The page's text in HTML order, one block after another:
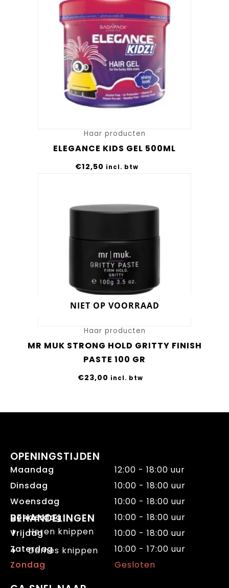
Haar producten
ELEGANCE KIDS GEL 500ML
€12,50 incl. btw
NIET OP VOORRAAD
Haar producten
MR MUK STRONG HOLD GRITTY FINISH
PASTE 100 GR
€23,00 incl. btw
OPENINGSTIJDEN
Maandag
12:00 - 18:00 uur
Dinsdag
10:00 - 18:00 uur
Woensdag
10:00 - 18:00 uur
Donderdag
10:00 - 18:00 uur
Vrijdag
10:00 - 18:00 uur
Zaterdag
10:00 - 17:00 uur
Zondag
Gesloten
BEHANDELINGEN
Heren knippen
Dames knippen